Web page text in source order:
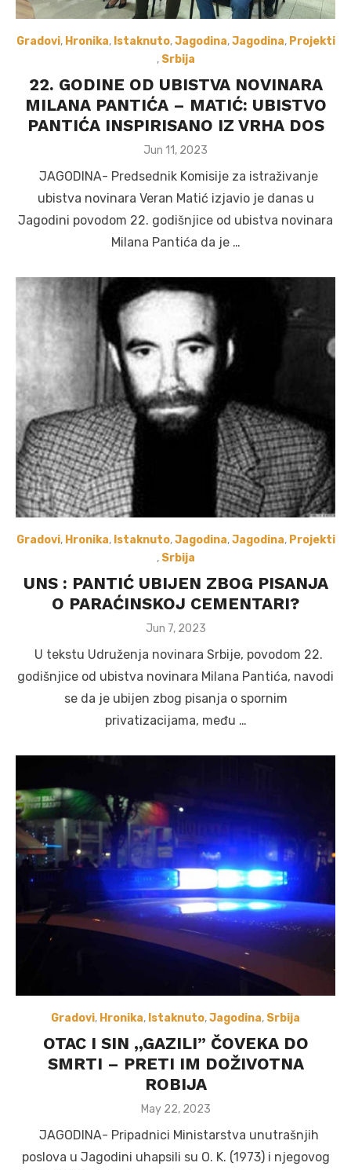
Gradovi, Hronika, Istaknuto,Jagodina,Jagodina, Projekti
, Srbija
22. GODINE OD UBISTVA NOVINARA
MILANA PANTIĆA – MATIĆ: UBISTVO
PANTIĆA INSPIRISANO IZ VRHA DOS
Posted
Jun 11, 2023
JAGODINA- Predsednik Komisije za istraživanje
ubistva novinara Veran Matić izjavio je danas u
Jagodini povodom 22. godišnjice od ubistva novinara
Milana Pantića da je …
Gradovi, Hronika, Istaknuto,Jagodina,Jagodina, Projekti
, Srbija
UNS : PANTIĆ UBIJEN ZBOG PISANJA
O PARAĆINSKOJ CEMENTARI?
Posted
Jun 7, 2023
U tekstu Udruženja novinara Srbije, povodom 22.
godišnjice od ubistva novinara Milana Pantića, navodi
se da je ubijen zbog pisanja o spornim
privatizacijama, među …
Gradovi, Hronika, Istaknuto,Jagodina, Srbija
OTAC I SIN ,,GAZILI” ČOVEKA DO
SMRTI – PRETI IM DOŽIVOTNA
ROBIJA
Posted
May 22, 2023
JAGODINA- Pripadnici Ministarstva unutrašnjih
poslova u Jagodini uhapsili su O. K. (1973) i njegovog